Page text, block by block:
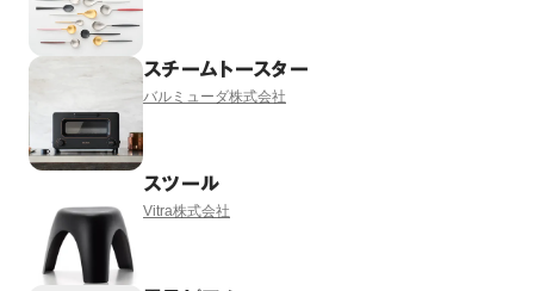
スチームトースター
バルミューダ株式会社
スツール
Vitra株式会社